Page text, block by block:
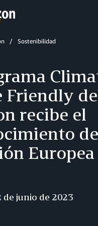
Sostenibilidad
Friendly de
recibe el
Europea
de junio de 2023